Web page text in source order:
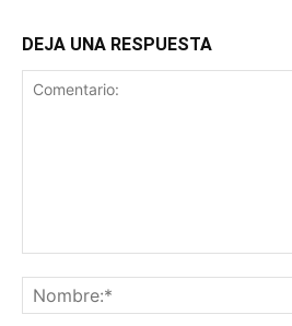
DEJA UNA RESPUESTA